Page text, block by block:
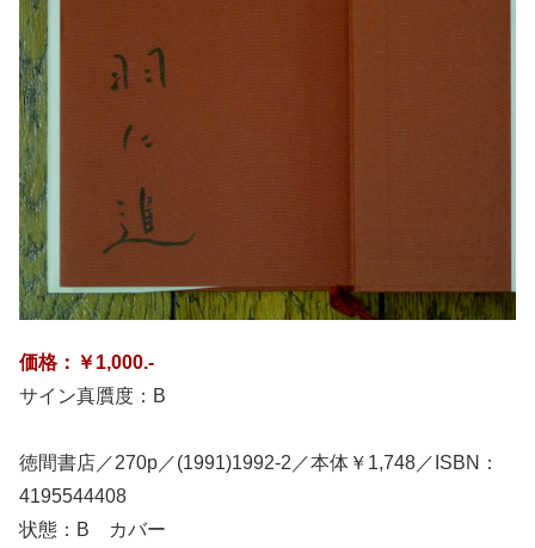
価格：￥1,000.-
サイン真贋度：B
徳間書店／270p／(1991)1992-2／本体￥1,748／ISBN：
4195544408
状態：B カバー